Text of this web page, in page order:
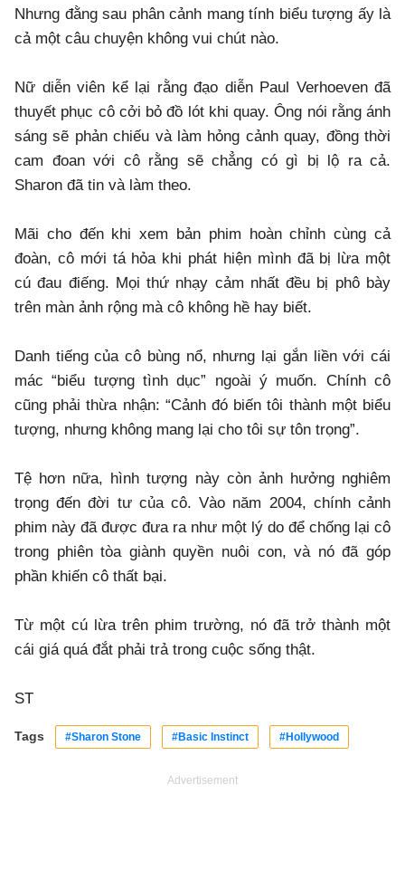
Nhưng đằng sau phân cảnh mang tính biểu tượng ấy là
cả một câu chuyện không vui chút nào.
Nữ diễn viên kể lại rằng đạo diễn Paul Verhoeven đã
thuyết phục cô cởi bỏ đồ lót khi quay. Ông nói rằng ánh
sáng sẽ phản chiếu và làm hỏng cảnh quay, đồng thời
cam đoan với cô rằng sẽ chẳng có gì bị lộ ra cả.
Sharon đã tin và làm theo.
Mãi cho đến khi xem bản phim hoàn chỉnh cùng cả
đoàn, cô mới tá hỏa khi phát hiện mình đã bị lừa một
cú đau điếng. Mọi thứ nhạy cảm nhất đều bị phô bày
trên màn ảnh rộng mà cô không hề hay biết.
Danh tiếng của cô bùng nổ, nhưng lại gắn liền với cái
mác “biểu tượng tình dục” ngoài ý muốn. Chính cô
cũng phải thừa nhận: “Cảnh đó biến tôi thành một biểu
tượng, nhưng không mang lại cho tôi sự tôn trọng”.
Tệ hơn nữa, hình tượng này còn ảnh hưởng nghiêm
trọng đến đời tư của cô. Vào năm 2004, chính cảnh
phim này đã được đưa ra như một lý do để chống lại cô
trong phiên tòa giành quyền nuôi con, và nó đã góp
phần khiến cô thất bại.
Từ một cú lừa trên phim trường, nó đã trở thành một
cái giá quá đắt phải trả trong cuộc sống thật.
ST
Tags #Sharon Stone #Basic Instinct #Hollywood
Advertisement